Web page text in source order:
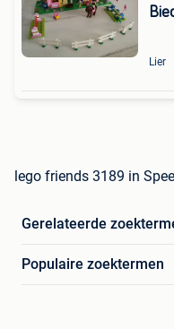
Lier
lego friends 3189 in
Gerelateerde
Populaire zoektermen